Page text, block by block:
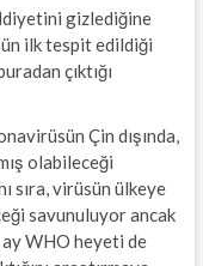
gizlediğine
ilk tespit edildiği
çıktığı
Çin dışında,
olabileceği
sıra, virüsün ülkeye
savunuluyor ancak
WHO heyeti de